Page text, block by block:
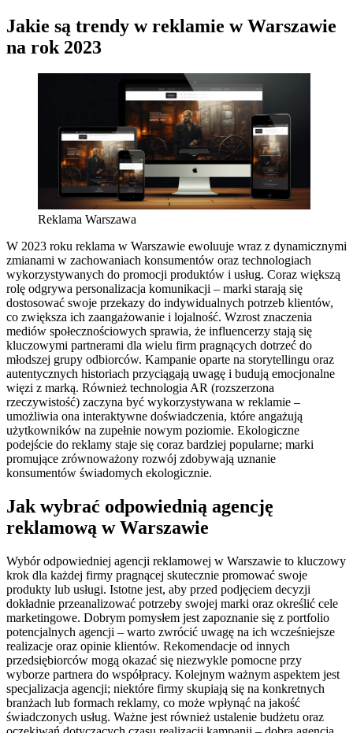
Jakie są trendy w reklamie w Warszawie
na rok 2023
Reklama Warszawa
W 2023 roku reklama w Warszawie ewoluuje wraz z dynamicznymi
zmianami w zachowaniach konsumentów oraz technologiach
wykorzystywanych do promocji produktów i usług. Coraz większą
rolę odgrywa personalizacja komunikacji – marki starają się
dostosować swoje przekazy do indywidualnych potrzeb klientów,
co zwiększa ich zaangażowanie i lojalność. Wzrost znaczenia
mediów społecznościowych sprawia, że influencerzy stają się
kluczowymi partnerami dla wielu firm pragnących dotrzeć do
młodszej grupy odbiorców. Kampanie oparte na storytellingu oraz
autentycznych historiach przyciągają uwagę i budują emocjonalne
więzi z marką. Również technologia AR (rozszerzona
rzeczywistość) zaczyna być wykorzystywana w reklamie –
umożliwia ona interaktywne doświadczenia, które angażują
użytkowników na zupełnie nowym poziomie. Ekologiczne
podejście do reklamy staje się coraz bardziej popularne; marki
promujące zrównoważony rozwój zdobywają uznanie
konsumentów świadomych ekologicznie.
Jak wybrać odpowiednią agencję
reklamową w Warszawie
Wybór odpowiedniej agencji reklamowej w Warszawie to kluczowy
krok dla każdej firmy pragnącej skutecznie promować swoje
produkty lub usługi. Istotne jest, aby przed podjęciem decyzji
dokładnie przeanalizować potrzeby swojej marki oraz określić cele
marketingowe. Dobrym pomysłem jest zapoznanie się z portfolio
potencjalnych agencji – warto zwrócić uwagę na ich wcześniejsze
realizacje oraz opinie klientów. Rekomendacje od innych
przedsiębiorców mogą okazać się niezwykle pomocne przy
wyborze partnera do współpracy. Kolejnym ważnym aspektem jest
specjalizacja agencji; niektóre firmy skupiają się na konkretnych
branżach lub formach reklamy, co może wpłynąć na jakość
świadczonych usług. Ważne jest również ustalenie budżetu oraz